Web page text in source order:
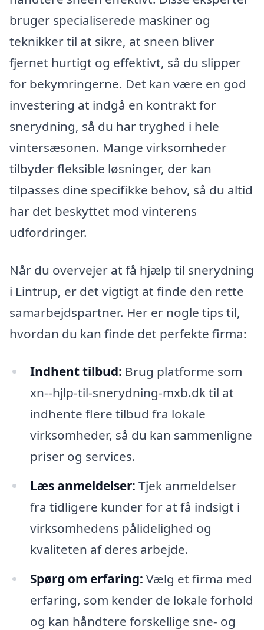
bruger specialiserede maskiner og
teknikker til at sikre, at sneen bliver
fjernet hurtigt og effektivt, så du slipper
for bekymringerne. Det kan være en god
investering at indgå en kontrakt for
snerydning, så du har tryghed i hele
vintersæsonen. Mange virksomheder
tilbyder fleksible løsninger, der kan
tilpasses dine specifikke behov, så du altid
har det beskyttet mod vinterens
udfordringer.
Når du overvejer at få hjælp til snerydning
i Lintrup, er det vigtigt at finde den rette
samarbejdspartner. Her er nogle tips til,
hvordan du kan finde det perfekte firma:
Indhent tilbud: Brug platforme som
xn--hjlp-til-snerydning-mxb.dk til at
indhente flere tilbud fra lokale
virksomheder, så du kan sammenligne
priser og services.
Læs anmeldelser: Tjek anmeldelser
fra tidligere kunder for at få indsigt i
virksomhedens pålidelighed og
kvaliteten af deres arbejde.
Spørg om erfaring: Vælg et firma med
erfaring, som kender de lokale forhold
og kan håndtere forskellige sne- og